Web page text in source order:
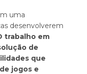
uma
desenvolverem
trabalho em
de
que
jogos e